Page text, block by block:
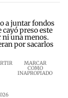
a juntar fondos
preso este
ni una menos.
por sacarlos
MARCAR
COMO
INAPROPIADO